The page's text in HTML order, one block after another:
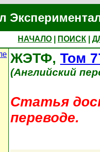
НАЧАЛО ПОИСК
ЖЭТФ, Том
(Английский
Статья
переводе.